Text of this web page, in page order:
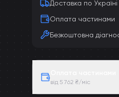
Доставка по Україні
Оплата частинами
Безкоштовна
від 5 762 ₴/міс